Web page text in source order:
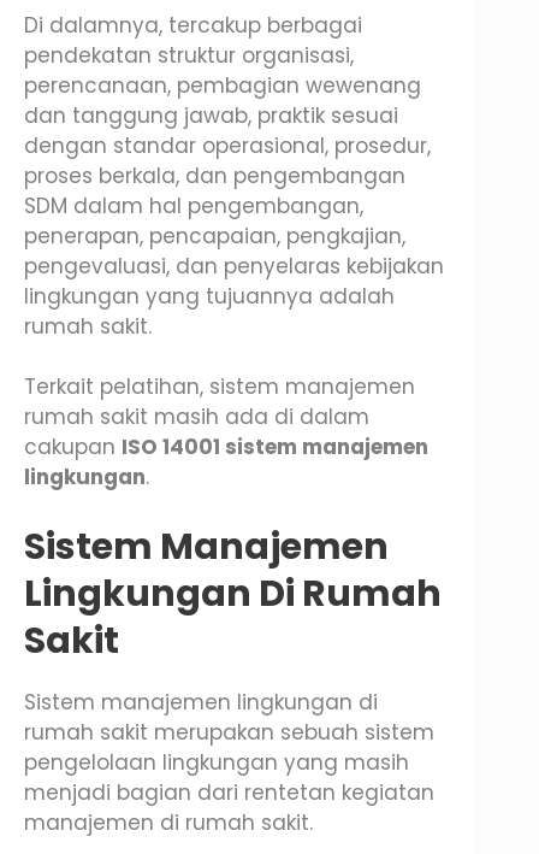
Di dalamnya, tercakup berbagai
pendekatan struktur organisasi,
perencanaan, pembagian wewenang
dan tanggung jawab, praktik sesuai
dengan standar operasional, prosedur,
proses berkala, dan pengembangan
SDM dalam hal pengembangan,
penerapan, pencapaian, pengkajian,
pengevaluasi, dan penyelaras kebijakan
lingkungan yang tujuannya adalah
rumah sakit.
Terkait pelatihan, sistem manajemen
rumah sakit masih ada di dalam
cakupan ISO 14001 sistem manajemen
lingkungan.
Sistem Manajemen
Lingkungan Di Rumah
Sakit
Sistem manajemen lingkungan di
rumah sakit merupakan sebuah sistem
pengelolaan lingkungan yang masih
menjadi bagian dari rentetan kegiatan
manajemen di rumah sakit.